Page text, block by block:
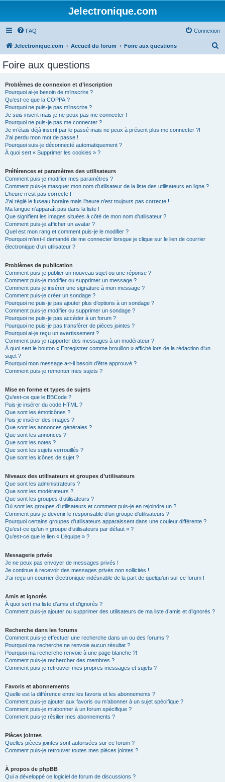
Jelectronique.com
FAQ Connexion
Jelectronique.com Accueil du forum Foire aux questions
Foire aux questions
Problèmes de connexion et d’inscription
Pourquoi ai-je besoin de m’inscrire ?
Qu’est-ce que la COPPA ?
Pourquoi ne puis-je pas m’inscrire ?
Je suis inscrit mais je ne peux pas me connecter !
Pourquoi ne puis-je pas me connecter ?
Je m’étais déjà inscrit par le passé mais ne peux à présent plus me connecter ?!
J’ai perdu mon mot de passe !
Pourquoi suis-je déconnecté automatiquement ?
À quoi sert « Supprimer les cookies » ?
Préférences et paramètres des utilisateurs
Comment puis-je modifier mes paramètres ?
Comment puis-je masquer mon nom d’utilisateur de la liste des utilisateurs en ligne ?
L’heure n’est pas correcte !
J’ai réglé le fuseau horaire mais l’heure n’est toujours pas correcte !
Ma langue n’apparaît pas dans la liste !
Que signifient les images situées à côté de mon nom d’utilisateur ?
Comment puis-je afficher un avatar ?
Quel est mon rang et comment puis-je le modifier ?
Pourquoi m’est-il demandé de me connecter lorsque je clique sur le lien de courrier
électronique d’un utilisateur ?
Problèmes de publication
Comment puis-je publier un nouveau sujet ou une réponse ?
Comment puis-je modifier ou supprimer un message ?
Comment puis-je insérer une signature à mon message ?
Comment puis-je créer un sondage ?
Pourquoi ne puis-je pas ajouter plus d’options à un sondage ?
Comment puis-je modifier ou supprimer un sondage ?
Pourquoi ne puis-je pas accéder à un forum ?
Pourquoi ne puis-je pas transférer de pièces jointes ?
Pourquoi ai-je reçu un avertissement ?
Comment puis-je rapporter des messages à un modérateur ?
À quoi sert le bouton « Enregistrer comme brouillon » affiché lors de la rédaction d’un
sujet ?
Pourquoi mon message a-t-il besoin d’être approuvé ?
Comment puis-je remonter mes sujets ?
Mise en forme et types de sujets
Qu’est-ce que le BBCode ?
Puis-je insérer du code HTML ?
Que sont les émoticônes ?
Puis-je insérer des images ?
Que sont les annonces générales ?
Que sont les annonces ?
Que sont les notes ?
Que sont les sujets verrouillés ?
Que sont les icônes de sujet ?
Niveaux des utilisateurs et groupes d’utilisateurs
Que sont les administrateurs ?
Que sont les modérateurs ?
Que sont les groupes d’utilisateurs ?
Où sont les groupes d’utilisateurs et comment puis-je en rejoindre un ?
Comment puis-je devenir le responsable d’un groupe d’utilisateurs ?
Pourquoi certains groupes d’utilisateurs apparaissent dans une couleur différente ?
Qu’est-ce qu’un « groupe d’utilisateurs par défaut » ?
Qu’est-ce que le lien « L’équipe » ?
Messagerie privée
Je ne peux pas envoyer de messages privés !
Je continue à recevoir des messages privés non sollicités !
J’ai reçu un courrier électronique indésirable de la part de quelqu’un sur ce forum !
Amis et ignorés
À quoi sert ma liste d’amis et d’ignorés ?
Comment puis-je ajouter ou supprimer des utilisateurs de ma liste d’amis et d’ignorés ?
Recherche dans les forums
Comment puis-je effectuer une recherche dans un ou des forums ?
Pourquoi ma recherche ne renvoie aucun résultat ?
Pourquoi ma recherche renvoie à une page blanche ?!
Comment puis-je rechercher des membres ?
Comment puis-je retrouver mes propres messages et sujets ?
Favoris et abonnements
Quelle est la différence entre les favoris et les abonnements ?
Comment puis-je ajouter aux favoris ou m’abonner à un sujet spécifique ?
Comment puis-je m’abonner à un forum spécifique ?
Comment puis-je résilier mes abonnements ?
Pièces jointes
Quelles pièces jointes sont autorisées sur ce forum ?
Comment puis-je retrouver toutes mes pièces jointes ?
À propos de phpBB
Qui a développé ce logiciel de forum de discussions ?